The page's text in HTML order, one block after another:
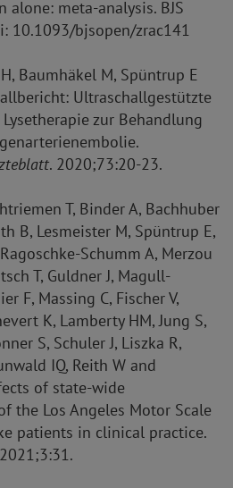
meta-analysis. BJS
10.1093/bjsopen/zrac141
Baumhäkel M, Spüntrup E
Ultraschallgestützte
zur Behandlung
. 2020;73:20-23.
T, Binder A, Bachhuber
B, Lesmeister M, Spüntrup E,
Schumm A, Merzou
T, Guldner J, Magull-
F, Massing C, Fischer V,
K, Lamberty HM, Jung S,
S, Schuler J, Liszka R,
IQ, Reith W and
of state-wide
the Los Angeles Motor Scale
patients in clinical practice.
2021;3:31.